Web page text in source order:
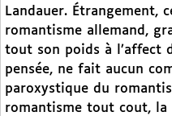
Landauer. Étrangement,
romantisme allemand,
tout son poids à l’affect
pensée, ne fait aucun
paroxystique du
romantisme tout cout,